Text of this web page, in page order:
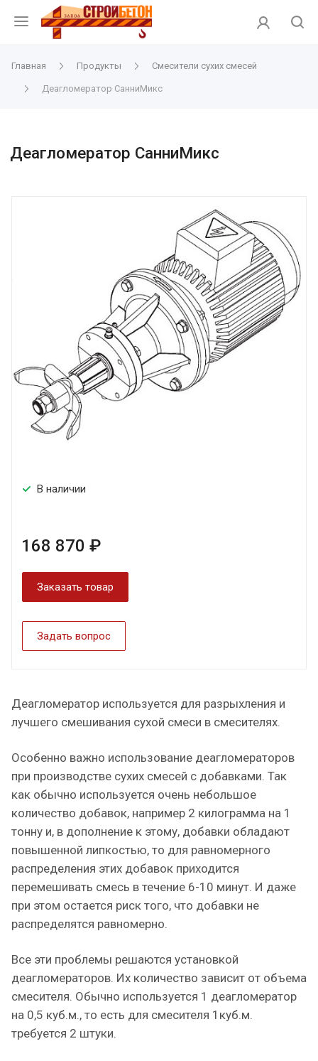
Главная Продукты Смесители сухих смесей
Деагломератор СанниМикс
Деагломератор СанниМикс
В наличии
168 870 ₽
Заказать товар
Задать вопрос
Деагломератор используется для разрыхления и
лучшего смешивания сухой смеси в смесителях.
Особенно важно использование деагломераторов
при производстве сухих смесей с добавками. Так
как обычно используется очень небольшое
количество добавок, например 2 килограмма на 1
тонну и, в дополнение к этому, добавки обладают
повышенной липкостью, то для равномерного
распределения этих добавок приходится
перемешивать смесь в течение 6-10 минут. И даже
при этом остается риск того, что добавки не
распределятся равномерно.
Все эти проблемы решаются установкой
деагломераторов. Их количество зависит от объема
смесителя. Обычно используется 1 деагломератор
на 0,5 куб.м., то есть для смесителя 1куб.м.
требуется 2 штуки.